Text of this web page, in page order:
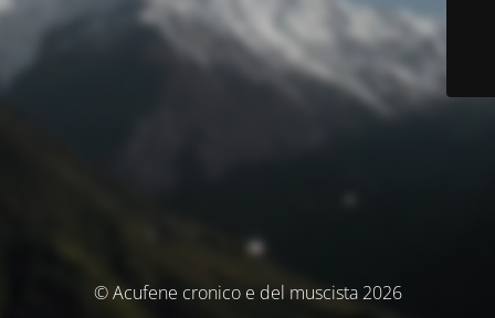
© Acufene cronico e del muscista 2026